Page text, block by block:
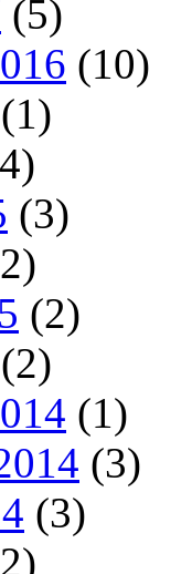
(5)
(10)
(1)
(3)
(2)
(2)
(1)
(3)
(3)